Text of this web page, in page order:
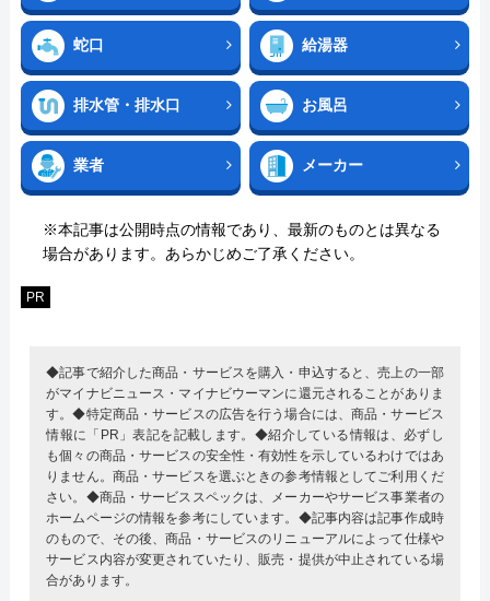
蛇口 給湯器
排水管・排水口 お風呂
業者 メーカー
※本記事は公開時点の情報であり、最新のものとは異なる
場合があります。あらかじめご了承ください。
PR
◆記事で紹介した商品・サービスを購入・申込すると、売上の一部
がマイナビニュース・マイナビウーマンに還元されることがありま
す。◆特定商品・サービスの広告を行う場合には、商品・サービス
情報に「PR」表記を記載します。◆紹介している情報は、必ずし
も個々の商品・サービスの安全性・有効性を示しているわけではあ
りません。商品・サービスを選ぶときの参考情報としてご利用くだ
さい。◆商品・サービススペックは、メーカーやサービス事業者の
ホームページの情報を参考にしています。◆記事内容は記事作成時
のもので、その後、商品・サービスのリニューアルによって仕様や
サービス内容が変更されていたり、販売・提供が中止されている場
合があります。